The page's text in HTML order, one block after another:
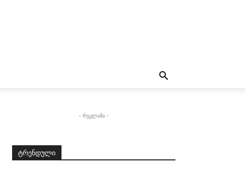
- რეკლამა -
ტრენდული